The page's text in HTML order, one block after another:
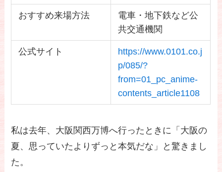
おすすめ来場方法
電車・地下鉄など公
共交通機関
公式サイト
https://www.0101.co.j
p/085/?
from=01_pc_anime-
contents_article1108
私は去年、大阪関西万博へ行ったときに「大阪の
夏、思っていたよりずっと本気だな」と驚きまし
た。